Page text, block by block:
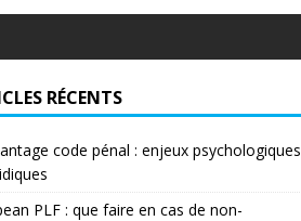
RÉCENTS
code pénal : enjeux psychologiques
PLF : que faire en cas de non-